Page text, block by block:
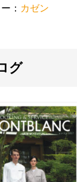
： カゼン
グ